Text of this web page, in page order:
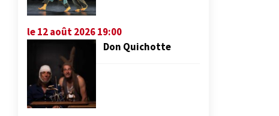
le 12 août 2026 19:00
Don Quichotte